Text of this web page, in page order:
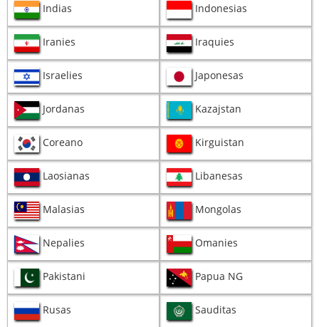
Indias Indonesias
Iranies Iraquies
Israelies Japonesas
Jordanas Kazajstan
Coreano Kirguistan
Laosianas Libanesas
Malasias Mongolas
Nepalies Omanies
Pakistani Papua NG
Rusas Sauditas